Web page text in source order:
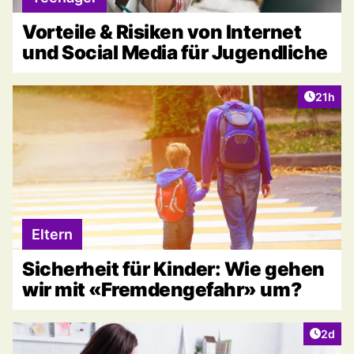
Vorteile & Risiken von Internet
und Social Media für Jugendliche
Artikel
21h
Eltern
Sicherheit für Kinder: Wie gehen
wir mit «Fremdengefahr» um?
2d